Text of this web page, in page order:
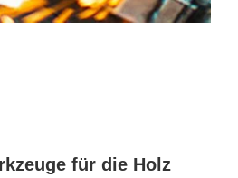
für die Holz